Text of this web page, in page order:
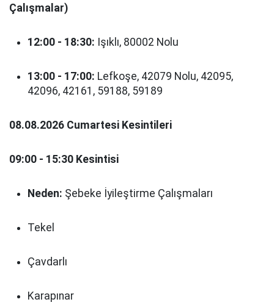
Çalışmalar)
12:00 - 18:30: Işıklı, 80002 Nolu
13:00 - 17:00: Lefkoşe, 42079 Nolu, 42095,
42096, 42161, 59188, 59189
08.08.2026 Cumartesi Kesintileri
09:00 - 15:30 Kesintisi
Neden: Şebeke İyileştirme Çalışmaları
Tekel
Çavdarlı
Karapınar